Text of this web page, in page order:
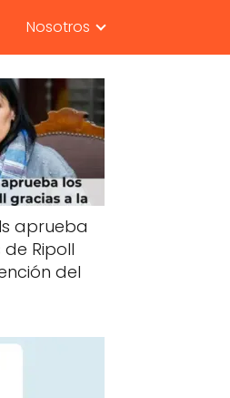
Nosotros
aprueba
Ripoll
del